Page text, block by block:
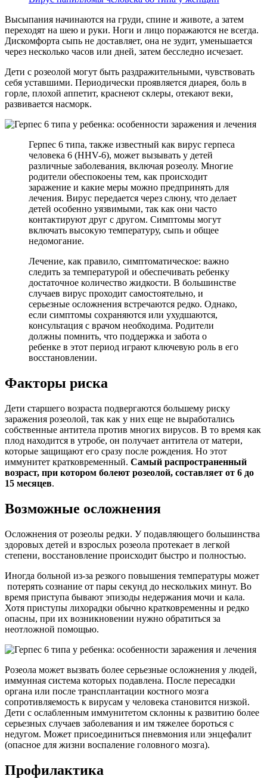
Высыпания начинаются на груди, спине и животе, а затем
переходят на шею и руки. Ноги и лицо поражаются не всегда.
Дискомфорта сыпь не доставляет, она не зудит, уменьшается
через несколько часов или дней, затем бесследно исчезает.
Дети с розеолой могут быть раздражительными, чувствовать
себя уставшими. Периодически проявляется диарея, боль в
горле, плохой аппетит, краснеют склеры, отекают веки,
развивается насморк.
Герпес 6 типа, также известный как вирус герпеса
человека 6 (HHV-6), может вызывать у детей
различные заболевания, включая розеолу. Многие
родители обеспокоены тем, как происходит
заражение и какие меры можно предпринять для
лечения. Вирус передается через слюну, что делает
детей особенно уязвимыми, так как они часто
контактируют друг с другом. Симптомы могут
включать высокую температуру, сыпь и общее
недомогание.
Лечение, как правило, симптоматическое: важно
следить за температурой и обеспечивать ребенку
достаточное количество жидкости. В большинстве
случаев вирус проходит самостоятельно, и
серьезные осложнения встречаются редко. Однако,
если симптомы сохраняются или ухудшаются,
консультация с врачом необходима. Родители
должны помнить, что поддержка и забота о
ребенке в этот период играют ключевую роль в его
восстановлении.
Факторы риска
Дети старшего возраста подвергаются большему риску
заражения розеолой, так как у них еще не выработались
собственные антитела против многих вирусов. В то время как
плод находится в утробе, он получает антитела от матери,
которые защищают его сразу после рождения. Но этот
иммунитет кратковременный. Самый распространенный
возраст, при котором болеют розеолой, составляет от 6 до
15 месяцев.
Возможные осложнения
Осложнения от розеолы редки. У подавляющего большинства
здоровых детей и взрослых розеола протекает в легкой
степени, восстановление происходит быстро и полностью.
Иногда больной из-за резкого повышения температуры может
потерять сознание от пары секунд до нескольких минут. Во
время приступа бывают эпизоды недержания мочи и кала.
Хотя приступы лихорадки обычно кратковременны и редко
опасны, при их возникновении нужно обратиться за
неотложной помощью.
Розеола может вызвать более серьезные осложнения у людей,
иммунная система которых подавлена. После пересадки
органа или после трансплантации костного мозга
сопротивляемость к вирусам у человека становится низкой.
Дети с ослабленным иммунитетом склонны к развитию более
серьезных случаев заболевания и им тяжелее бороться с
недугом. Может присоединиться пневмония или энцефалит
(опасное для жизни воспаление головного мозга).
Профилактика